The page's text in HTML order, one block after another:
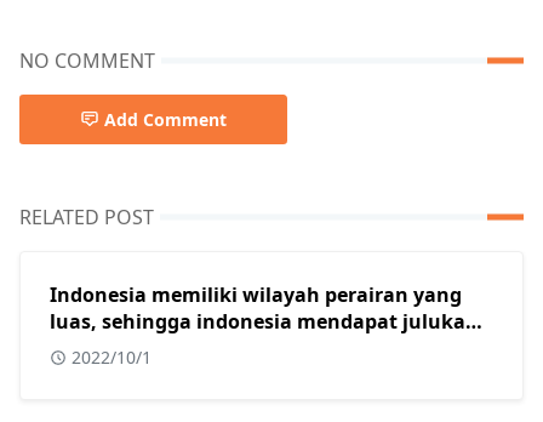
NO COMMENT
Add Comment
RELATED POST
Indonesia memiliki wilayah perairan yang
luas, sehingga indonesia mendapat julukan
sebagai?
2022/10/1